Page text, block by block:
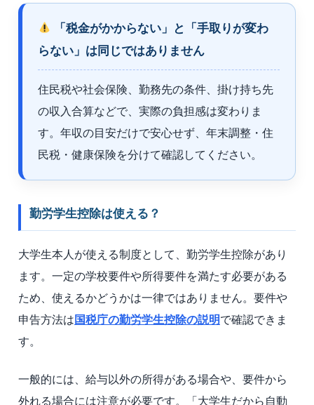
「税金がかからない」と「手取りが変わ
らない」は同じではありません
住民税や社会保険、勤務先の条件、掛け持ち先
の収入合算などで、実際の負担感は変わりま
す。年収の目安だけで安心せず、年末調整・住
民税・健康保険を分けて確認してください。
勤労学生控除は使える？
大学生本人が使える制度として、勤労学生控除があり
ます。一定の学校要件や所得要件を満たす必要がある
ため、使えるかどうかは一律ではありません。要件や
申告方法は 国税庁の勤労学生控除の説明で確認できま
す。
一般的には、給与以外の所得がある場合や、要件から
外れる場合には注意が必要です。「大学生だから自動